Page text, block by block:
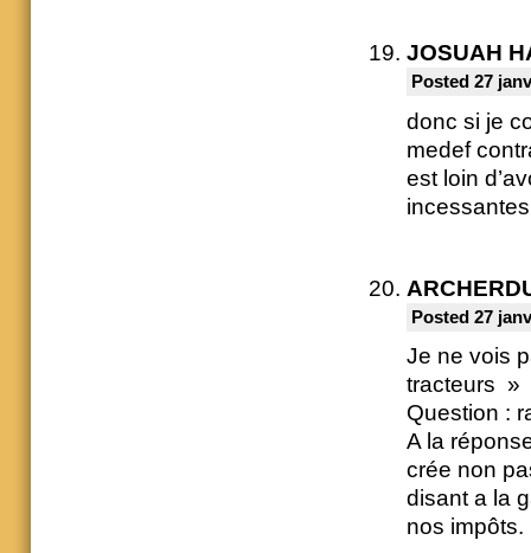
JOSUAH
Posted 27
donc si je
medef
est loin
Posted 27
Je ne vois
tracteurs »
Question :
A la
crée non
disant a la
nos impôts.